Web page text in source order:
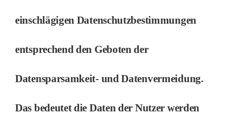
einschlägigen Datenschutzbestimmungen
entsprechend den Geboten der
Datensparsamkeit- und Datenvermeidung.
Das bedeutet die Daten der Nutzer werden